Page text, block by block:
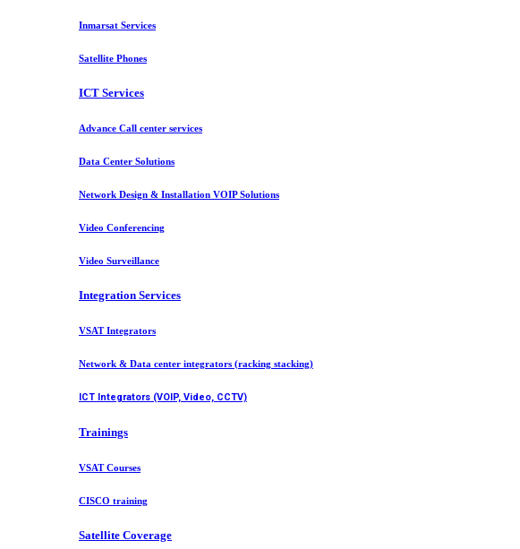
Inmarsat Services
Satellite Phones
ICT Services
Advance Call center services
Data Center Solutions
Network Design & Installation VOIP Solutions
Video Conferencing
Video Surveillance
Integration Services
VSAT Integrators
Network & Data center integrators (racking stacking)
ICT Integrators (VOIP, Video, CCTV)
Trainings
VSAT Courses
CISCO training
Satellite Coverage